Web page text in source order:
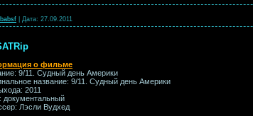
Дата: 27.09.2011
о фильме
9/11. Судный день Америки
название: 9/11. Судный день Америки
2011
документальный
Лэсли Вудхед